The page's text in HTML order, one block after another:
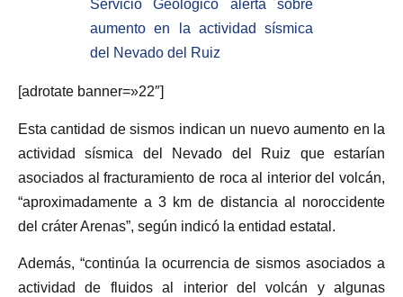
Servicio Geológico alerta sobre
aumento en la actividad sísmica
del Nevado del Ruiz
[adrotate banner=»22″]
Esta cantidad de sismos indican un nuevo aumento en la
actividad sísmica del Nevado del Ruiz que estarían
asociados al fracturamiento de roca al interior del volcán,
“aproximadamente a 3 km de distancia al noroccidente
del cráter Arenas”, según indicó la entidad estatal.
Además, “continúa la ocurrencia de sismos asociados a
actividad de fluidos al interior del volcán y algunas